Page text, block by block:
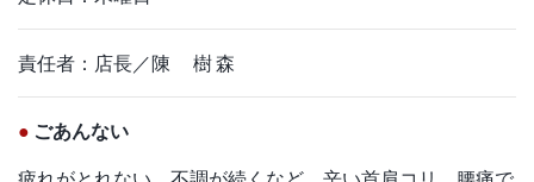
責任者：店長／陳 樹 森
● ごあんない